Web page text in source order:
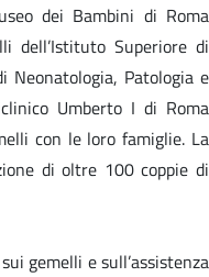
dei Bambini di Roma
dell’Istituto Superiore di
Neonatologia, Patologia e
Umberto I di Roma
con le loro famiglie. La
di oltre 100 coppie di
gemelli e sull’assistenza